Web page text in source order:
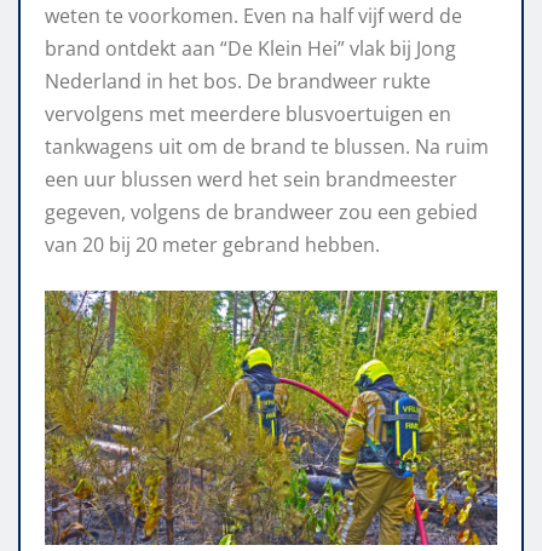
weten te voorkomen. Even na half vijf werd de
brand ontdekt aan “De Klein Hei” vlak bij Jong
Nederland in het bos. De brandweer rukte
vervolgens met meerdere blusvoertuigen en
tankwagens uit om de brand te blussen. Na ruim
een uur blussen werd het sein brandmeester
gegeven, volgens de brandweer zou een gebied
van 20 bij 20 meter gebrand hebben.